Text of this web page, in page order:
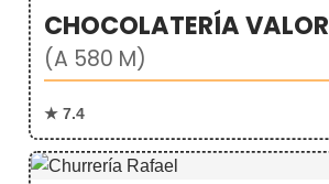
CHOCOLATERÍA VALOR
(A 580 M)
★ 7.4